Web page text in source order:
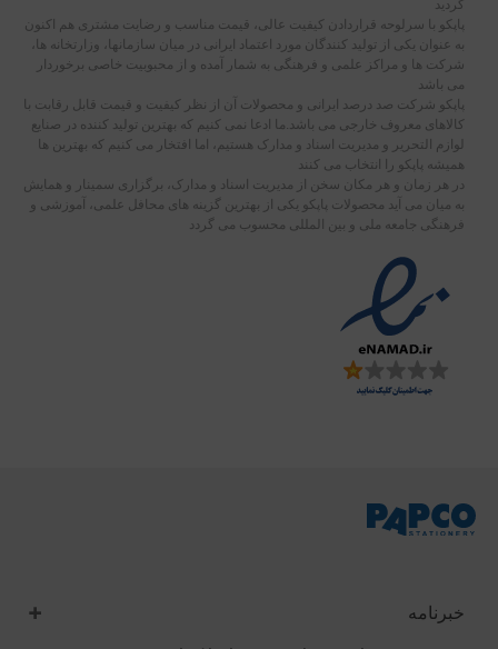
گردید
پاپکو با سرلوحه قراردادن کیفیت عالی، قیمت مناسب و رضایت مشتری هم اکنون
به عنوان یکی از تولید کنندگان مورد اعتماد ایرانی در میان سازمانها، وزارتخانه ها،
شرکت ها و مراکز علمی و فرهنگی به شمار آمده و از محبوبیت خاصی برخوردار
می باشد
پاپکو شرکت صد درصد ایرانی و محصولات آن از نظر کیفیت و قیمت قابل رقابت با
کالاهای معروف خارجی می باشد.ما ادعا نمی کنیم که بهترین تولید کننده در صنایع
لوازم التحریر و مدیریت اسناد و مدارک هستیم، اما افتخار می کنیم که بهترین ها
همیشه پاپکو را انتخاب می کنند
در هر زمان و هر مکان سخن از مدیریت اسناد و مدارک، برگزاری سمینار و همایش
به میان می آید محصولات پاپکو یکی از بهترین گزینه های محافل علمی، آموزشی و
فرهنگی جامعه ملی و بین المللی محسوب می گردد
خبرنامه